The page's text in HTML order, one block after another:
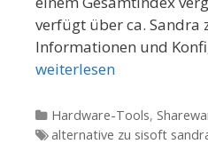
verfügt über ca. Sandra
Informationen und
weiterlesen
Kategorien
Hardware-Tools,
Tags
alternative zu sisoft